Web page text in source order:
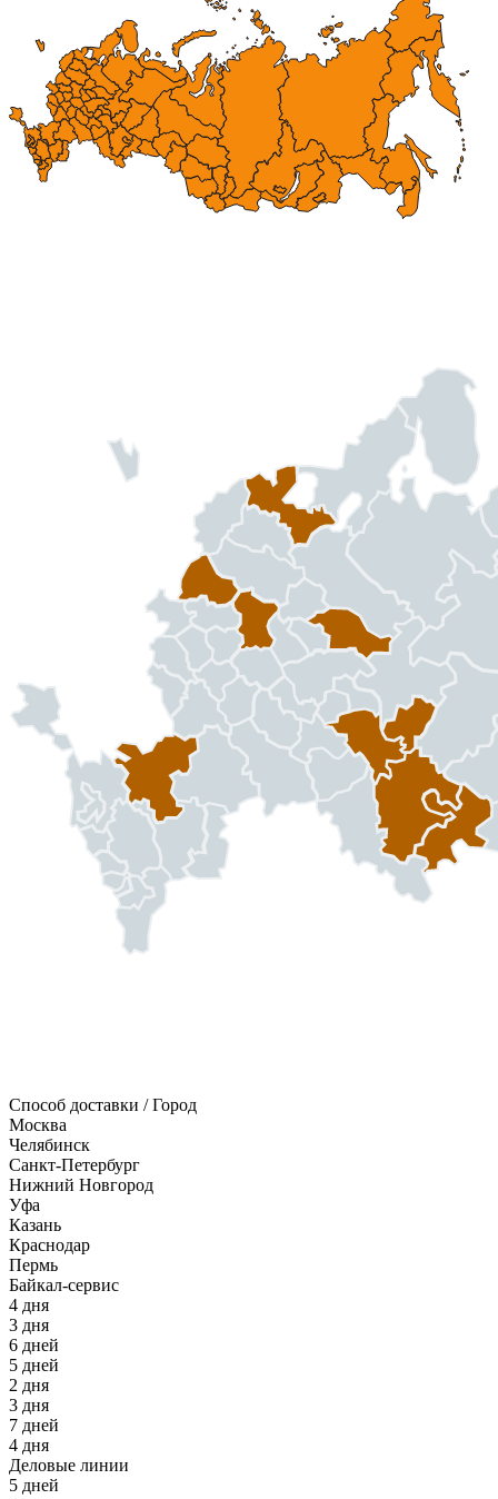
Способ доставки / Город
Москва
Челябинск
Санкт-Петербург
Нижний Новгород
Уфа
Казань
Краснодар
Пермь
Байкал-сервис
4 дня
3 дня
6 дней
5 дней
2 дня
3 дня
7 дней
4 дня
Деловые линии
5 дней